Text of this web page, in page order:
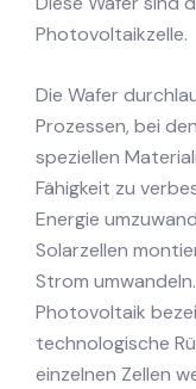
Photovoltaikzelle.
Die Wafer
Prozessen, bei
speziellen
Fähigkeit zu
Energie
Solarzellen
Strom
Photovoltaik
technologische
einzelnen Zellen